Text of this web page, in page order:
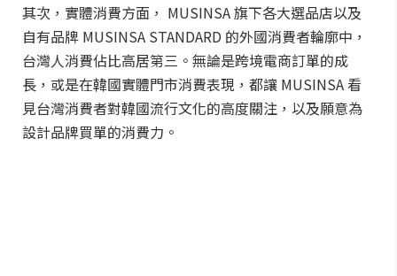
其次，實體消費方面， MUSINSA 旗下各大選品店以及
自有品牌 MUSINSA STANDARD 的外國消費者輪廓中，
台灣人消費佔比高居第三。無論是跨境電商訂單的成
長，或是在韓國實體門市消費表現，都讓 MUSINSA 看
見台灣消費者對韓國流行文化的高度關注，以及願意為
設計品牌買單的消費力。